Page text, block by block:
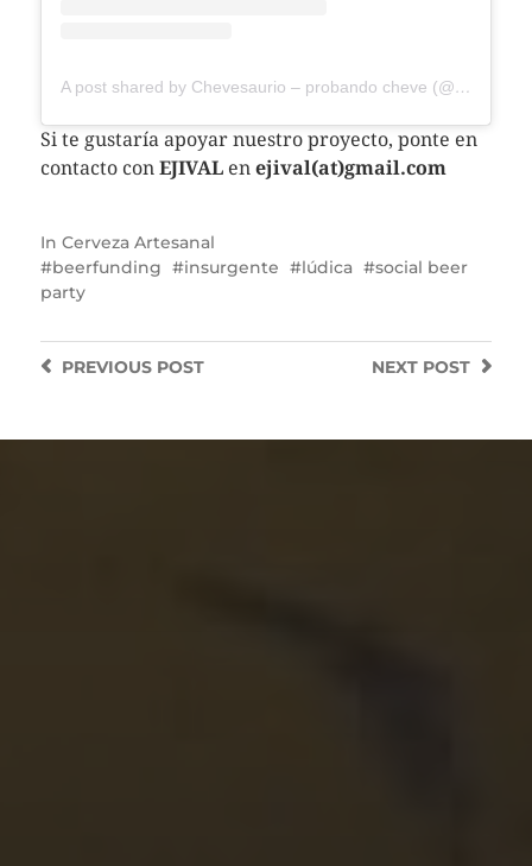
A post shared by Chevesaurio – probando cheve (@chevesaurio)
Si te gustaría apoyar nuestro proyecto, ponte en
contacto con EJIVALen ejival(at)gmail.com
In Cerveza Artesanal
beerfunding
insurgente lúdica
social beer
party
NEXT POST
PREVIOUSPOST